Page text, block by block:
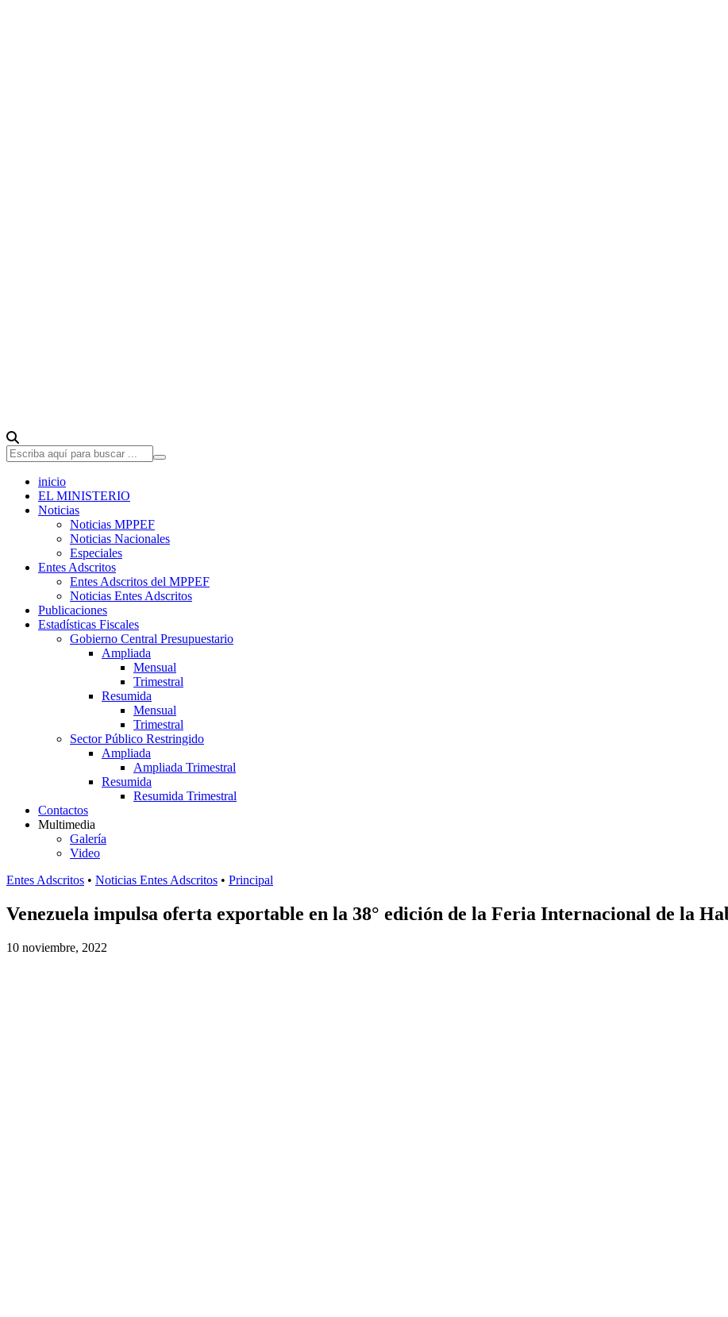
inicio
EL MINISTERIO
Noticias
Noticias MPPEF
Noticias Nacionales
Especiales
Entes Adscritos
Entes Adscritos del MPPEF
Noticias Entes Adscritos
Publicaciones
Estadísticas Fiscales
Gobierno Central Presupuestario
Ampliada
Mensual
Trimestral
Resumida
Mensual
Trimestral
Sector Público Restringido
Ampliada
Ampliada Trimestral
Resumida
Resumida Trimestral
Contactos
Multimedia
Galería
Video
Entes Adscritos • Noticias Entes Adscritos • Principal
Venezuela impulsa oferta exportable en la 38° edición de la Feria Internacional de la
10 noviembre, 2022